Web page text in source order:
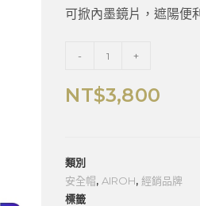
可掀內墨鏡片，遮陽便利
- +
NT$3,800
類別
安全帽, AIROH,經銷品牌
標籤